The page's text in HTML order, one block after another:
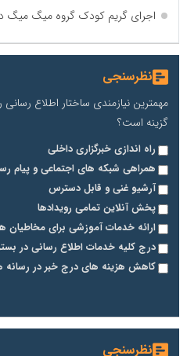
اجرای گریم کودک گروه میگ میگ
نظرسنجی
مهمترین نیازمندی ساختار اطلاع
گزینه است؟
راه اندازی خبرگزاری داخلی
همراهی شبکه های اجتماعی و پیام
آرشیو غنی و قابل دسترس
پخش آنلاین تمامی رویدادها
ارائه خدمات آموزشی برای مخاطیان
درج کلیه خدمات اطلاع رسانی در
کاهش هزینه های درج خبر در رسانه
نظرسنجی